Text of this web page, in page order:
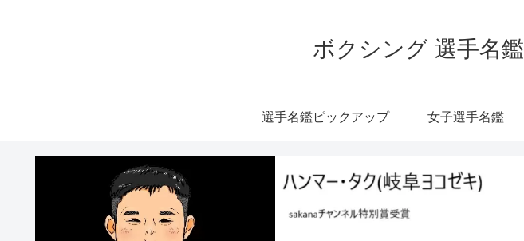
ボクシング 選手名
選手名鑑ピックアップ 女子選手名鑑